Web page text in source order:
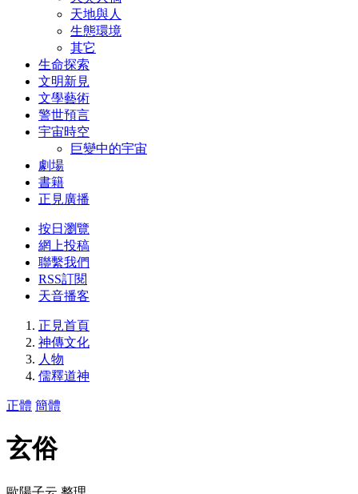
天地與人
生態環境
其它
生命探索
文明新見
文學藝術
警世預言
宇宙時空
巨變中的宇宙
劇場
書籍
正見廣播
按日瀏覽
網上投稿
聯繫我們
RSS訂閱
天音播客
正見首頁
神傳文化
人物
儒釋道神
正體 簡體
玄俗